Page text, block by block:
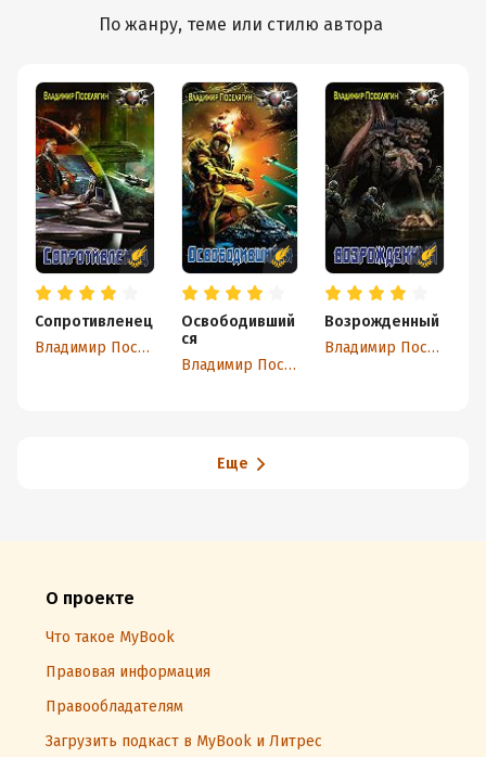
По жанру, теме или стилю автора
Сопротивленец
Владимир Поселягин
Освободивший
ся
Владимир Поселягин
Возрожденный
Владимир Поселягин
Еще
О проекте
Что такое MyBook
Правовая информация
Правообладателям
Загрузить подкаст в MyBook и Литрес